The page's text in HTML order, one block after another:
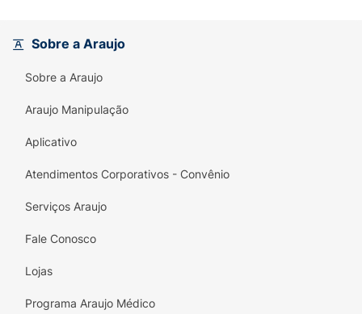
Sobre a Araujo
Sobre a Araujo
Araujo Manipulação
Aplicativo
Atendimentos Corporativos - Convênio
Serviços Araujo
Fale Conosco
Lojas
Programa Araujo Médico